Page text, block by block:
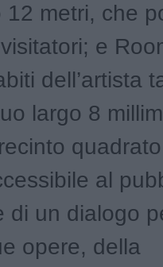
12 metri, che
e
dell’artista
largo 8
al
di un dialogo
opere, della